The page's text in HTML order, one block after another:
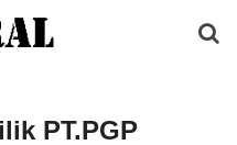
PT.PGP